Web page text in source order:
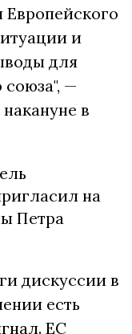
и
для
—
в
на
Петра
дискуссии в
есть
ЕС